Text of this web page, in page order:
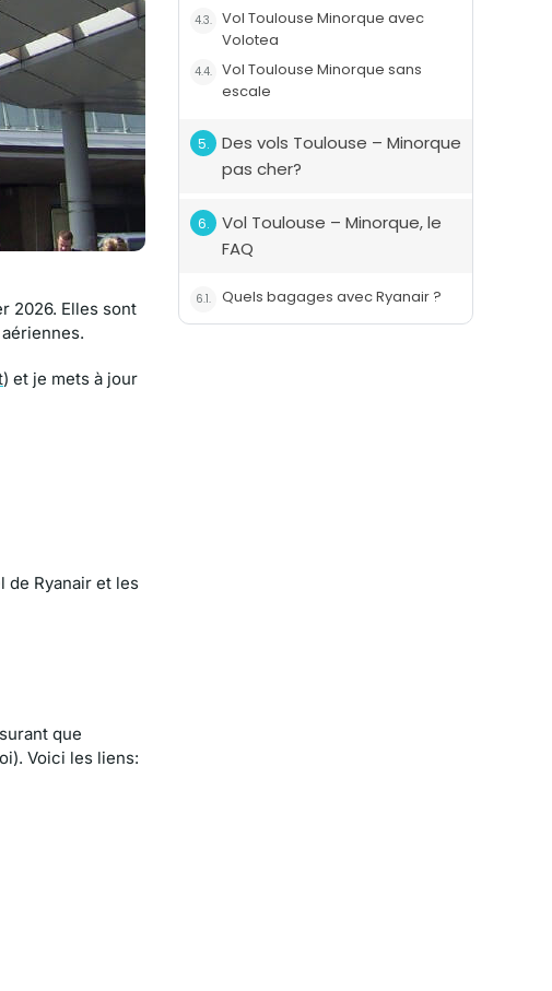
2026. Elles sont
) et je mets à jour
de Ryanair et les
que
Voici les liens:
Vol Toulouse Minorque avec
Volotea
Vol Toulouse Minorque sans
escale
Des vols Toulouse – Minorque
pas cher?
Vol Toulouse – Minorque, le
FAQ
Quels bagages avec Ryanair ?